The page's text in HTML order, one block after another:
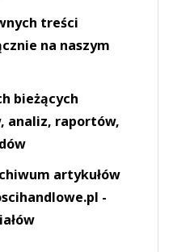
treści
na naszym
bieżących
analiz, raportów,
artykułów
-